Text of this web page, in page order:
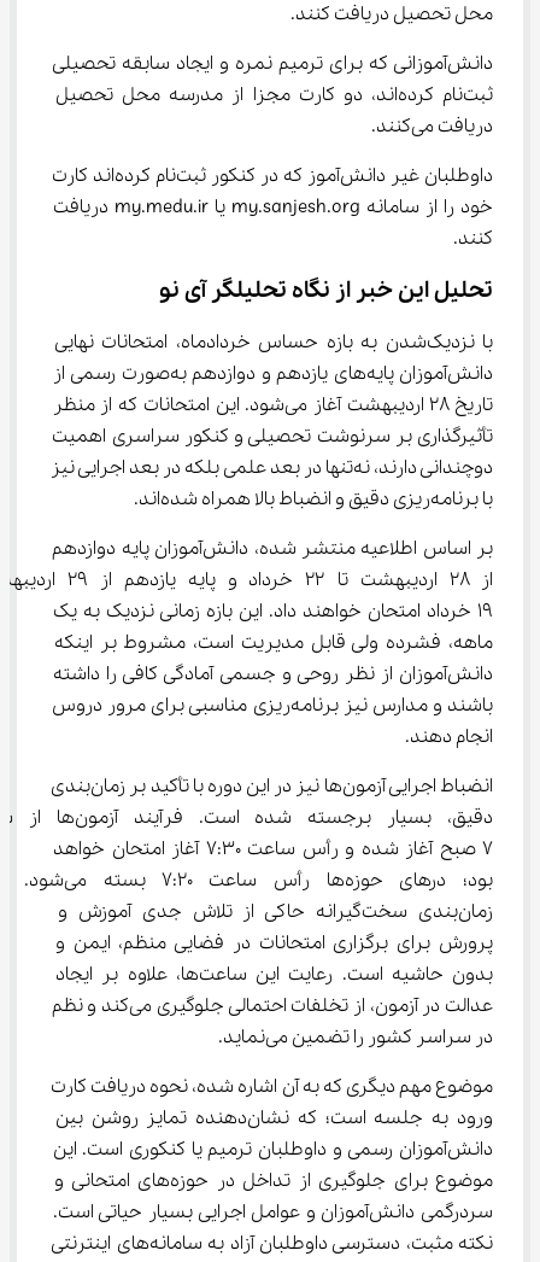
محل تحصیل دریافت کنند.
دانش‌آموزانی که برای ترمیم نمره و ایجاد سابقه تحصیلی
ثبت‌نام کرده‌اند، دو کارت مجزا از مدرسه محل تحصیل
دریافت می‌کنند.
داوطلبان غیر دانش‌آموز که در کنکور ثبت‌نام کرده‌اند کارت
خود را از سامانه my.sanjesh.org یا my.medu.ir دریافت
کنند.
تحلیل این خبر از نگاه تحلیلگر آی نو
با نزدیک‌شدن به بازه حساس خردادماه، امتحانات نهایی
دانش‌آموزان پایه‌های یازدهم و دوازدهم به‌صورت رسمی از
تاریخ ۲۸ اردیبهشت آغاز می‌شود. این امتحانات که از منظر
تأثیرگذاری بر سرنوشت تحصیلی و کنکور سراسری اهمیت
دوچندانی دارند، نه‌تنها در بعد علمی بلکه در بعد اجرایی نیز
با برنامه‌ریزی دقیق و انضباط بالا همراه شده‌اند.
بر اساس اطلاعیه منتشر شده، دانش‌آموزان پایه دوازدهم
از ۲۸ اردیبهشت تا ۲۲ خرداد
۱۹ خرداد امتحان خواهند داد. این بازه زمانی نزدیک به یک
ماهه، فشرده ولی قابل مدیریت است، مشروط بر اینکه
دانش‌آموزان از نظر روحی و جسمی آمادگی کافی را داشته
باشند و مدارس نیز برنامه‌ریزی مناسبی برای مرور دروس
انجام دهند.
انضباط اجرایی آزمون‌ها نیز در این دوره با تأکید بر زمان‌بندی
دقیق، بسیار برجسته شده است.
۷ صبح آغاز شده و رأس ساعت ۷:۳۰ آغاز امتحان خواهد
بود؛ درهای حوزه‌ها رأس ساعت ۷:۲۰
زمان‌بندی سخت‌گیرانه حاکی از تلاش جدی آموزش و
پرورش برای برگزاری امتحانات در فضایی منظم، ایمن و
بدون حاشیه است. رعایت این ساعت‌ها، علاوه بر ایجاد
عدالت در آزمون، از تخلفات احتمالی جلوگیری می‌کند و نظم
در سراسر کشور را تضمین می‌نماید.
موضوع مهم دیگری که به آن اشاره شده، نحوه دریافت کارت
ورود به جلسه است؛ که نشان‌دهنده تمایز روشن بین
دانش‌آموزان رسمی و داوطلبان ترمیم یا کنکوری است. این
موضوع برای جلوگیری از تداخل در حوزه‌های امتحانی و
سردرگمی دانش‌آموزان و عوامل اجرایی بسیار حیاتی است.
نکته مثبت، دسترسی داوطلبان آزاد به سامانه‌های اینترنتی